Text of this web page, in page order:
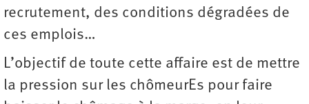
recrutement, des conditions dégradées de
ces emplois…
L’objectif de toute cette affaire est de mettre
la pression sur les chômeurEs pour faire